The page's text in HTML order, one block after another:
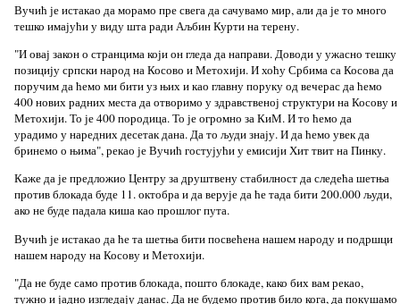
Вучић је истакао да морамо пре свега да сачувамо мир, али да је то много
тешко имајући у виду шта ради Аљбин Курти на терену.
"И овај закон о странцима који он гледа да направи. Доводи у ужасно тешку
позицију српски народ на Косово и Метохији. И хоћу Србима са Косова да
поручим да ћемо ми бити уз њих и као главну поруку од вечерас да ћемо
400 нових радних места да отворимо у здравственој структури на Косову и
Метохији. То је 400 породица. То је огромно за КиМ. И то ћемо да
урадимо у наредних десетак дана. Да то људи знају. И да ћемо увек да
бринемо о њима", рекао је Вучић гостујући у емисији Хит твит на Пинку.
Каже да је предложио Центру за друштвену стабилност да следећа шетња
против блокада буде 11. октобра и да верује да ће тада бити 200.000 људи,
ако не буде падала киша као прошлог пута.
Вучић је истакао да ће та шетња бити посвећена нашем народу и подршци
нашем народу на Косову и Метохији.
"Да не буде само против блокада, пошто блокаде, како бих вам рекао,
тужно и јадно изгледају данас. Да не будемо против било кога, да покушамо